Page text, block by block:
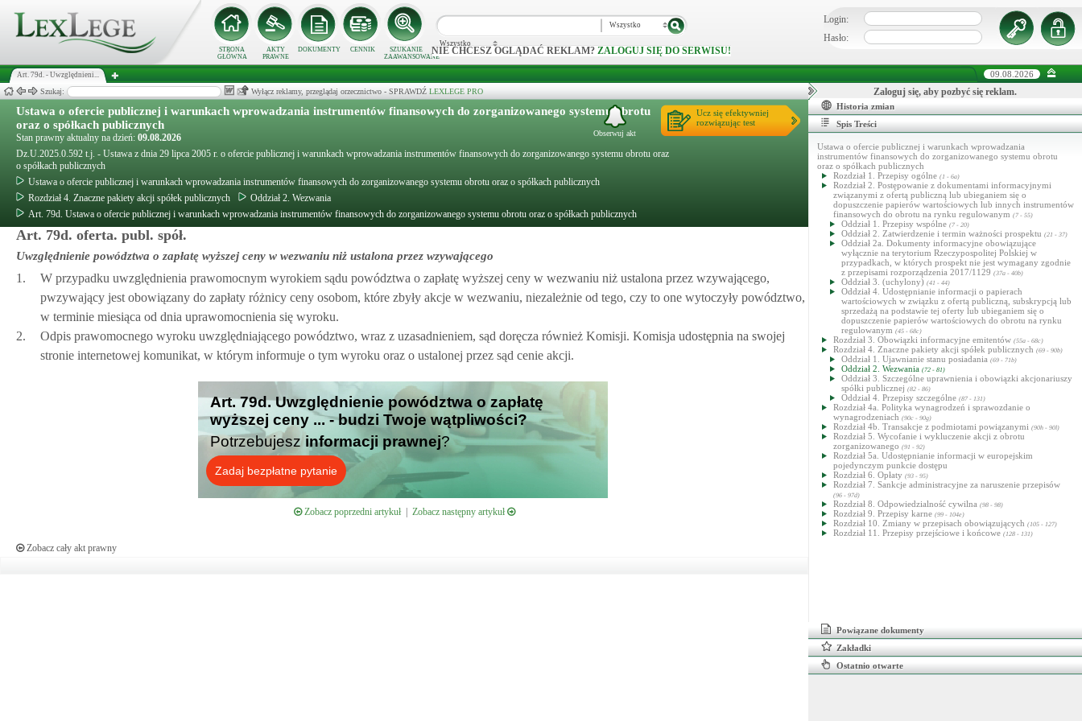
STRONA
GŁÓWNA
AKTY
PRAWNE
DOKUMENTY CENNIK
SZUKANIE
ZAAWANSOWANE
Wszystko
Wszystko
NIE CHCESZ OGLĄDAĆ REKLAM? ZALOGUJ SIĘ DO SERWISU!
Login:
Hasło:
Art. 79d. - Uwzględnieni... 09.08.2026
Szukaj: Wyłącz reklamy, przeglądaj orzecznictwo - SPRAWDŹ LEXLEGE PRO
Ustawa o ofercie publicznej i warunkach wprowadzania instrumentów finansowych do zorganizowanego systemu obrotu
oraz o spółkach publicznych
Stan prawny aktualny na dzień: 09.08.2026
Dz.U.2025.0.592 t.j. - Ustawa z dnia 29 lipca 2005 r. o ofercie publicznej i warunkach wprowadzania instrumentów finansowych do zorganizowanego systemu obrotu oraz
o spółkach publicznych
Ustawa o ofercie publicznej i warunkach wprowadzania instrumentów finansowych do zorganizowanego systemu obrotu oraz o spółkach publicznych
Rozdział 4. Znaczne pakiety akcji spółek publicznych
Oddział 2. Wezwania
Art. 79d. Ustawa o ofercie publicznej i warunkach wprowadzania instrumentów finansowych do zorganizowanego systemu obrotu oraz o spółkach publicznych
Ucz się efektywniej
rozwiązując test
Obserwuj akt
Art. 79d. oferta. publ. spół.
Uwzględnienie powództwa o zapłatę wyższej ceny w wezwaniu niż ustalona przez wzywającego
1.
W przypadku uwzględnienia prawomocnym wyrokiem sądu powództwa o zapłatę wyższej ceny w wezwaniu niż ustalona przez wzywającego,
pwzywający jest obowiązany do zapłaty różnicy ceny osobom, które zbyły akcje w wezwaniu, niezależnie od tego, czy to one wytoczyły powództwo,
w terminie miesiąca od dnia uprawomocnienia się wyroku.
2.
Odpis prawomocnego wyroku uwzględniającego powództwo, wraz z uzasadnieniem, sąd doręcza również Komisji. Komisja udostępnia na swojej
stronie internetowej komunikat, w którym informuje o tym wyroku oraz o ustalonej przez sąd cenie akcji.
Art. 79d. Uwzględnienie powództwa o zapłatę
wyższej ceny ... - budzi Twoje wątpliwości?
Potrzebujesz informacji prawnej?
Zadaj bezpłatne pytanie
Zobacz poprzedni artykuł| Zobacz następny artykuł
Zobacz cały akt prawny
Zaloguj się, aby pozbyć się reklam.
Historia zmian
Spis Treści
Ustawa o ofercie publicznej i warunkach wprowadzania
instrumentów finansowych do zorganizowanego systemu obrotu
oraz o spółkach publicznych
Rozdział 1. Przepisy ogólne (1 - 6a)
Rozdział 2. Postępowanie z dokumentami informacyjnymi
związanymi z ofertą publiczną lub ubieganiem się o
dopuszczenie papierów wartościowych lub innych instrumentów
finansowych do obrotu na rynku regulowanym (7 - 55)
Oddział 1. Przepisy wspólne (7 - 20)
Oddział 2. Zatwierdzenie i termin ważności prospektu (21 - 37)
Oddział 2a. Dokumenty informacyjne obowiązujące
wyłącznie na terytorium Rzeczypospolitej Polskiej w
przypadkach, w których prospekt nie jest wymagany zgodnie
z przepisami rozporządzenia 2017/1129 (37a - 40b)
Oddział 3. (uchylony) (41 - 44)
Oddział 4. Udostępnianie informacji o papierach
wartościowych w związku z ofertą publiczną, subskrypcją lub
sprzedażą na podstawie tej oferty lub ubieganiem się o
dopuszczenie papierów wartościowych do obrotu na rynku
regulowanym (45 - 68c)
Rozdział 3. Obowiązki informacyjne emitentów (55a - 68c)
Rozdział 4. Znaczne pakiety akcji spółek publicznych (69 - 90b)
Oddział 1. Ujawnianie stanu posiadania (69 - 71b)
Oddział 2. Wezwania (72 - 81)
Oddział 3. Szczególne uprawnienia i obowiązki akcjonariuszy
spółki publicznej (82 - 86)
Oddział 4. Przepisy szczególne (87 - 131)
Rozdział 4a. Polityka wynagrodzeń i sprawozdanie o
wynagrodzeniach (90c - 90g)
Rozdział 4b. Transakcje z podmiotami powiązanymi (90h - 90l)
Rozdział 5. Wycofanie i wykluczenie akcji z obrotu
zorganizowanego (91 - 92)
Rozdział 5a. Udostępnianie informacji w europejskim
pojedynczym punkcie dostępu
Rozdział 6. Opłaty (93 - 95)
Rozdział 7. Sankcje administracyjne za naruszenie przepisów
(96 - 97d)
Rozdział 8. Odpowiedzialność cywilna (98 - 98)
Rozdział 9. Przepisy karne (99 - 104e)
Rozdział 10. Zmiany w przepisach obowiązujących (105 - 127)
Rozdział 11. Przepisy przejściowe i końcowe (128 - 131)
Powiązane dokumenty
Zakładki
Ostatnio otwarte